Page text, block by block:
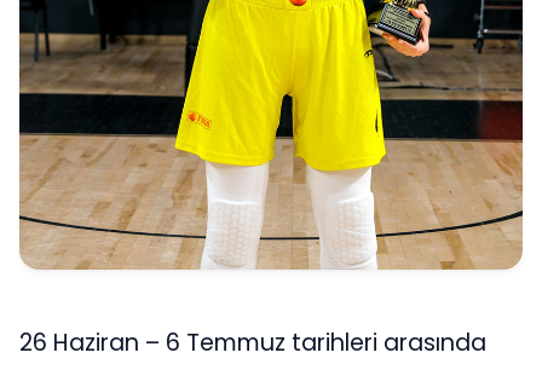
26 Haziran – 6 Temmuz tarihleri arasında